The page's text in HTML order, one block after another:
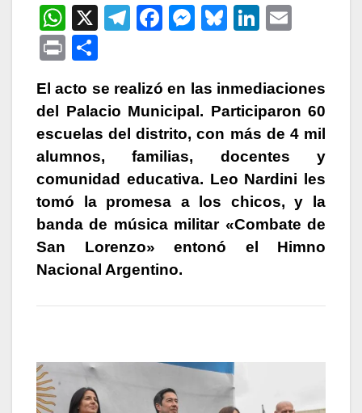
W
h
at
s
A
p
p
X
T
gr
a
m
F
e
b
o
o
k
M
s
e
n
g
er
Bl
s
k
y
Li
e
dI
n
P
nt m
p
ar
tir
El acto se realizó en las inmediaciones
del Palacio Municipal. Participaron 60
escuelas del distrito, con más de 4 mil
alumnos, familias, docentes y
comunidad educativa. Leo Nardini les
tomó la promesa a los chicos, y la
banda de música militar «Combate de
San Lorenzo» entonó el Himno
Nacional Argentino.